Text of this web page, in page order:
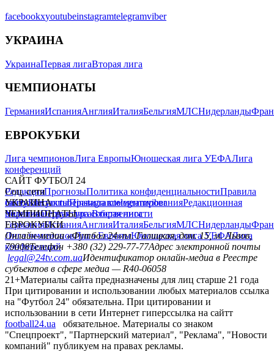
facebookxyoutubeinstagramtelegramviber
УКРАИНА
УкраинаПервая лигаВторая лига
ЧЕМПИОНАТЫ
ГерманияИспанияАнглияИталияБельгияМЛСНидерланды
ЕВРОКУБКИ
Лига чемпионовЛига ЕвропыЮношеская лига УЕФАЛига
конференций
САЙТ ФУТБОЛ 24
РедакцияПрогнозыПолитика конфиденциальностиПравила
сайтуКонтактыПравила комментированияРедакционная
политикаСтруктура собственности
Соц. сети
facebookxyoutubeinstagramtelegramviber
УКРАИНА
УкраинаПервая лигаВторая лига
ЧЕМПИОНАТЫ
ГерманияИспанияАнглияИталияБельгияМЛСНидерланды
ЕВРОКУБКИ
Лига чемпионовЛига ЕвропыЮношеская лига УЕФАЛига
конференций
Онлайн-медиа «Футбол 24»пл. Галицкая, дом. 15, м. Львов,
79008Телефон +380 (32) 229-77-77Адрес электронной почты
legal@24tv.com.uaИдентификатор онлайн-медиа в Реестре
субъектов в сфере медиа — R40-06058
21+Материалы сайта предназначены для лиц старше 21 года
При цитировании и использовании любых материалов ссылка
на "Футбол 24" обязательна. При цитировании и
использовании в сети Интернет гиперссылка на сайтт
football24.ua
обязательное. Материалы со знаком
"Спецпроект", "Партнерский материал", "Реклама", "Новости
компаний" публикуем на правах рекламы.